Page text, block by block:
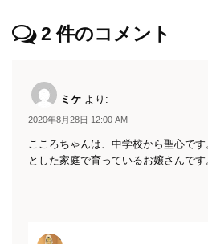
2 件のコメント
ミケ より:
2020年8月28日 12:00 AM
こころちゃんは、中学校から聖心で
とした家庭で育っているお嬢さんです